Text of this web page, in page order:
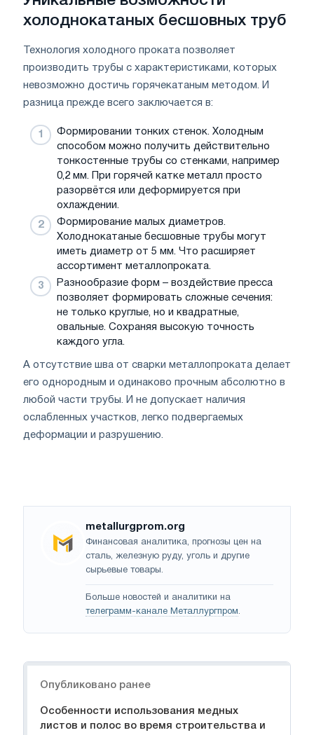
холоднокатаных бесшовных труб
Технология холодного проката позволяет
производить трубы с характеристиками, которых
невозможно достичь горячекатаным методом. И
разница прежде всего заключается в:
Формировании тонких стенок. Холодным
способом можно получить действительно
тонкостенные трубы со стенками, например
0,2 мм. При горячей катке металл просто
разорвётся или деформируется при
охлаждении.
Формирование малых диаметров.
Холоднокатаные бесшовные трубы могут
иметь диаметр от 5 мм. Что расширяет
ассортимент металлопроката.
Разнообразие форм – воздействие пресса
позволяет формировать сложные сечения:
не только круглые, но и квадратные,
овальные. Сохраняя высокую точность
каждого угла.
А отсутствие шва от сварки металлопроката делает
его однородным и одинаково прочным абсолютно в
любой части трубы. И не допускает наличия
ослабленных участков, легко подвергаемых
деформации и разрушению.
metallurgprom.org
Финансовая аналитика, прогнозы цен на
сталь, железную руду, уголь и другие
сырьевые товары.
Больше новостей и аналитики на
телеграмм-канале Металлургпром.
Опубликовано ранее
Особенности использования медных
листов и полос во время строительства и